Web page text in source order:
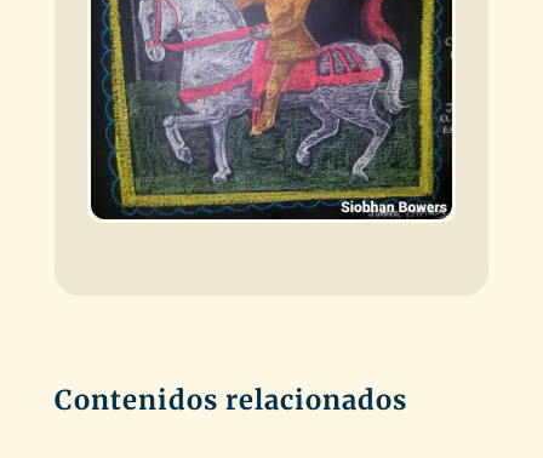
Contenidos relacionados